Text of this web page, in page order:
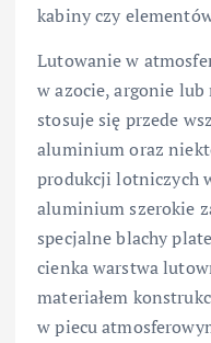
kabiny czy
Lutowanie w
w azocie, argonie lub
stosuje się przede
aluminium oraz
produkcji lotniczych
aluminium szerokie
specjalne blachy
cienka warstwa
materiałem
w piecu